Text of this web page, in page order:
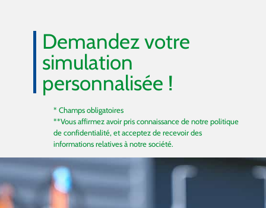
Demandez votre
simulation
personnalisée !
* Champs obligatoires
**Vous affirmez avoir pris connaissance de notrepolitique
de confidentialité, et acceptez de recevoir des
informations relatives à notre société.